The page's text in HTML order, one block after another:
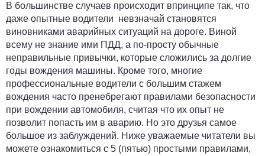
В большинстве случаев происходит впринципе так, что
даже опытные водители невзначай становятся
виновниками аварийных ситуаций на дороге. Виной
всему не знание ими ПДД, а по-просту обычные
неправильные привычки, которые сложились за долгие
годы вождения машины. Кроме того, многие
профессиональные водители с большим стажем
вождения часто пренебрегают правилами безопасности
при вождении автомобиля, считая что их опыт не
позволит попасть им в аварию. Но это друзья самое
большое из заблуждений. Ниже уважаемые читатели вы
можете ознакомиться с 5 (пятью) простыми правилами,